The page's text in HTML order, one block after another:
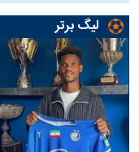
لیگ برتر